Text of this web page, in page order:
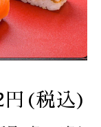
円(税込)